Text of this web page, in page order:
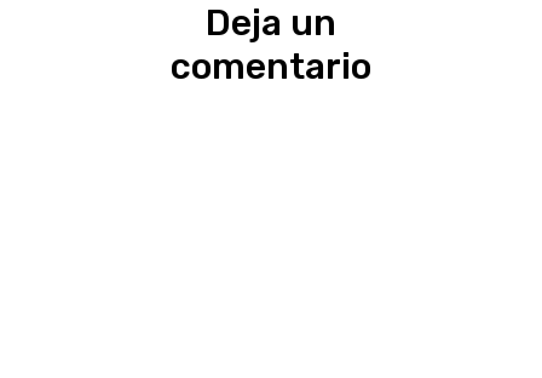
Deja un
comentario